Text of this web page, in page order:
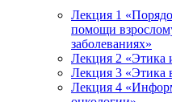
Лекция 1
помощи
заболеваниях»
Лекция 2 «Этика
Лекция 3 «Этика
Лекция 4